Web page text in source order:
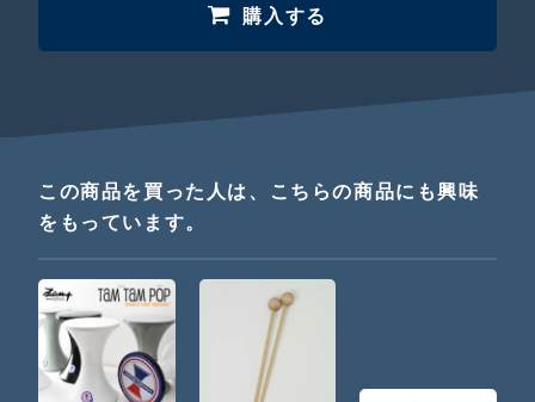
購入する
この商品を買った人は、こちらの商品にも興味
をもっています。